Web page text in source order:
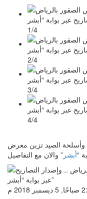
1/4
2/4
3/4
4/4
وأسلحة الصيد تزين معرض
“أبشر ” والان مع التفاصيل